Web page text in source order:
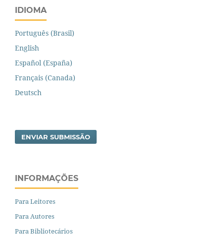
IDIOMA
Português (Brasil)
English
Español (España)
Français (Canada)
Deutsch
ENVIAR SUBMISSÃO
INFORMAÇÕES
Para Leitores
Para Autores
Para Bibliotecários